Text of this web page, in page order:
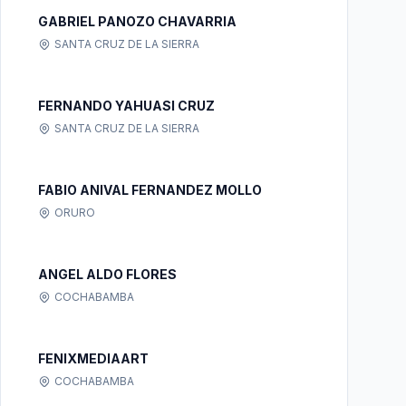
GABRIEL PANOZO CHAVARRIA
SANTA CRUZ DE LA SIERRA
FERNANDO YAHUASI CRUZ
SANTA CRUZ DE LA SIERRA
FABIO ANIVAL FERNANDEZ MOLLO
ORURO
ANGEL ALDO FLORES
COCHABAMBA
FENIXMEDIAART
COCHABAMBA